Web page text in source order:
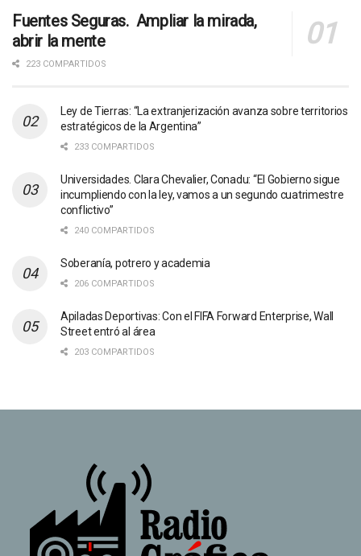
Fuentes Seguras. Ampliar la mirada,
abrir la mente
223 COMPARTIDOS
Ley de Tierras: “La extranjerización avanza sobre territorios
estratégicos de la Argentina”
233 COMPARTIDOS
Universidades. Clara Chevalier, Conadu: “El Gobierno sigue
incumpliendo con la ley, vamos a un segundo cuatrimestre
conflictivo”
240 COMPARTIDOS
Soberanía, potrero y academia
206 COMPARTIDOS
Apiladas Deportivas: Con el FIFA Forward Enterprise, Wall
Street entró al área
203 COMPARTIDOS